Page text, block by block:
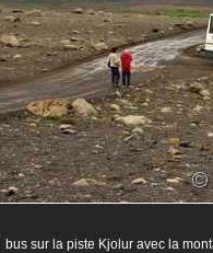
bus sur la piste Kjolur avec la